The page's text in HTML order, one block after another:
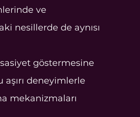
ve
nesillerde de aynısı
göstermesine
deneyimlerle
mekanizmaları